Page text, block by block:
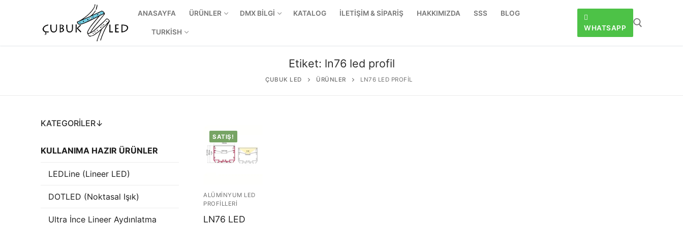
ANASAYFA ÜRÜNLER DMX BİLGİ KATALOG İLETİŞİM & SİPARİŞ HAKKIMIZDA SSS BLOG
TURKISH WHATSAPP
Etiket: ln76 led profil
ÇUBUK LED ÜRÜNLER LN76 LED PROFIL
SATIŞ!
ALÜMINYUM LED
PROFILLERI
LN76 LED
KATEGORILER↓
KULLANIMA HAZIR ÜRÜNLER
LEDLine (Lineer LED)
DOTLED (Noktasal Işık)
Ultra İnce Lineer Aydınlatma